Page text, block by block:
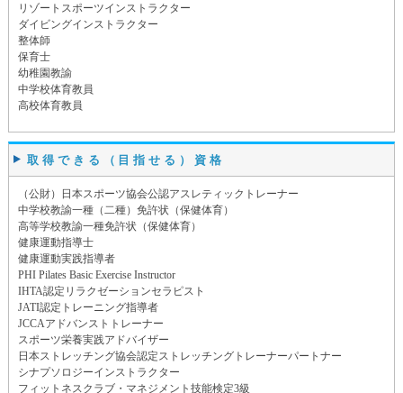
リゾートスポーツインストラクター
ダイビングインストラクター
整体師
保育士
幼稚園教諭
中学校体育教員
高校体育教員
取得できる（目指せる）資格
（公財）日本スポーツ協会公認アスレティックトレーナー
中学校教諭一種（二種）免許状（保健体育）
高等学校教諭一種免許状（保健体育）
健康運動指導士
健康運動実践指導者
PHI Pilates Basic Exercise Instructor
IHTA認定リラクゼーションセラピスト
JATI認定トレーニング指導者
JCCAアドバンストトレーナー
スポーツ栄養実践アドバイザー
日本ストレッチング協会認定ストレッチングトレーナーパートナー
シナプソロジーインストラクター
フィットネスクラブ・マネジメント技能検定3級